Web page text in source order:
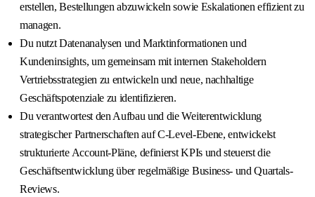
erstellen, Bestellungen abzuwickeln sowie Eskalationen effizient zu
managen.
Du nutzt Datenanalysen und Marktinformationen und
Kundeninsights, um gemeinsam mit internen Stakeholdern
Vertriebsstrategien zu entwickeln und neue, nachhaltige
Geschäftspotenziale zu identifizieren.
Du verantwortest den Aufbau und die Weiterentwicklung
strategischer Partnerschaften auf C-Level-Ebene, entwickelst
strukturierte Account-Pläne, definierst KPIs und steuerst die
Geschäftsentwicklung über regelmäßige Business- und Quartals-
Reviews.